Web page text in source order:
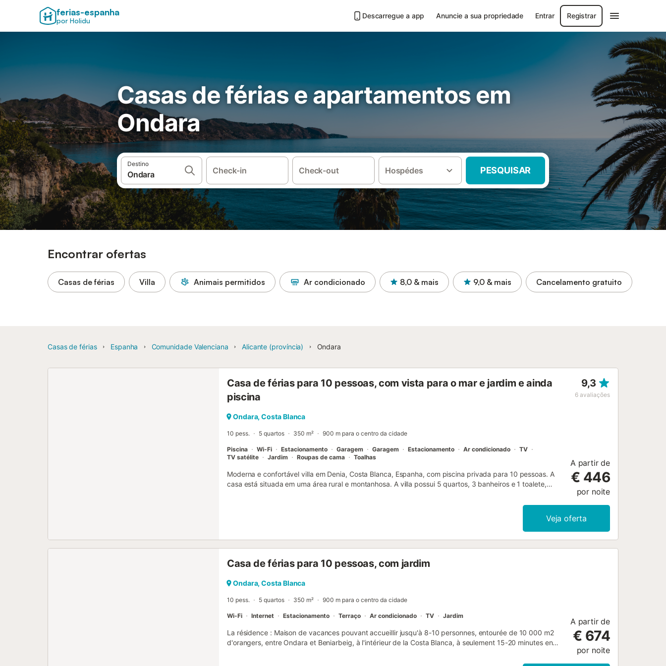
ferias-espanha
por Holidu
Descarregue a app Anuncie a sua propriedade Entrar Registrar
Casas de férias e apartamentos em
Ondara
Destino
Check-in Check-out Hospédes PESQUISAR
Encontrar ofertas
Casas de férias Villa Animais permitidos Ar condicionado 8,0 & mais 9,0 & mais Cancelamento gratuito
Casas de férias Espanha Comunidade Valenciana Alicante (província) Ondara
Casa de férias para 10 pessoas, com vista para o mar e jardim e ainda
piscina
9,3
6 avaliações
Ondara, Costa Blanca
10 pess. 5 quartos 350 m² 900 m para o centro da cidade
Piscina Wi-Fi Estacionamento Garagem Garagem Estacionamento Ar condicionado
TV
TV satélite
Jardim Roupas de cama Toalhas
Moderna e confortável villa em Denia, Costa Blanca, Espanha, com piscina privada para 10 pessoas. A
casa está situada em uma área rural e montanhosa. A villa possui 5 quartos, 3 banheiros e 1 toalete,
e árvores, uma maravilhosa piscina e vistas deslumbrantes do mar, do vale, do campo e das montanhas.
Seu conforto e a proximidade com atividades esportivas, pontos turísticos e cultura tornam esta uma
excelente opção para passar suas férias na Espanha com a família ou amigos. Interior da villa grande
villa de 2 níveis sala de estar/jantar com televisão, DVD player e sistema de som lareira na sala de estar
lavar louça, refrigerador-congelador, cafeteira, chaleira elétrica e torradeira Quartos e banheiros quarto
privativo 3 quartos com ar-condicionado, cada um com cama de casal banheiro privativo com pia,
terreno cercada piscina privada medindo 8m x 4m lindo jardim gramado com seixos, árvores e mó...
A partir de
€ 446
por noite
Veja oferta
Casa de férias para 10 pessoas, com jardim
Ondara, Costa Blanca
10 pess. 5 quartos 350 m² 900 m para o centro da cidade
Wi-Fi Internet Estacionamento Terraço Ar condicionado TV Jardim
La résidence : Maison de vacances pouvant accueillir jusqu'à 8-10 personnes, entourée de 10 000 m2
d'orangers, entre Ondara et Beniarbeig, à l'intérieur de la Costa Blanca, à seulement 15-20 minutes en
jusqu'à 8-10 personnes, entourée de 10 000 m2 d'orangers, entre Ondara et Beniarbeig, à l'intérieur de
A partir de
€ 674
por noite